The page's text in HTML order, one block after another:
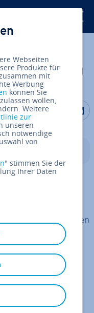
Die
im
Auf Auf
allseits bekannten
Un­ter­schied­li­
dafür, dass
ein­ge­setzt werden
ist.
ist das
Webseiten
Produkte für
mit
Werbung
können Sie
wollen,
Weitere
zur
unseren
notwendige
von
" stimmen Sie der
Ihrer Daten